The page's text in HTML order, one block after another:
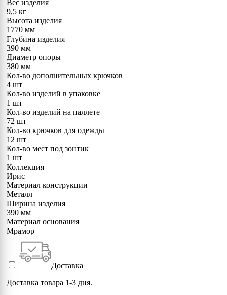
Вес изделия
9,5 кг
Высота изделия
1770 мм
Глубина изделия
390 мм
Диаметр опоры
380 мм
Кол-во дополнительных крючков
4 шт
Кол-во изделий в упаковке
1 шт
Кол-во изделий на паллете
72 шт
Кол-во крючков для одежды
12 шт
Кол-во мест под зонтик
1 шт
Коллекция
Ирис
Материал конструкции
Металл
Ширина изделия
390 мм
Материал основания
Мрамор
Доставка
Доставка товара 1-3 дня.